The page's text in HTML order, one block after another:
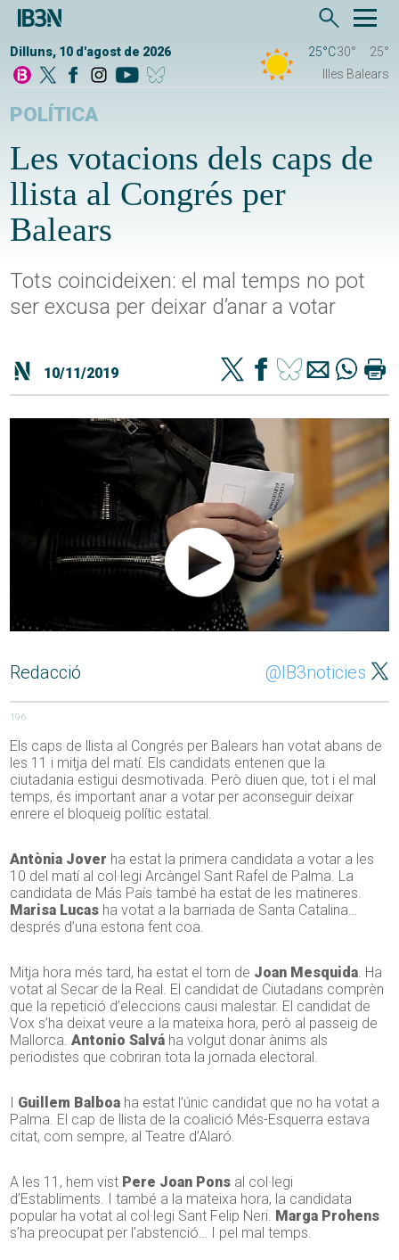
Dilluns, 10 d'agost de 2026 25°C30°
25°
Illes Balears
POLÍTICA
Les votacions dels caps de
llista al Congrés per
Balears
Tots coincideixen: el mal temps no pot
ser excusa per deixar d’anar a votar
10/11/2019
Redacció @IB3noticies
196
Els caps de llista al Congrés per Balears han votat abans de
les 11 i mitja del matí. Els candidats entenen que la
ciutadania estigui desmotivada. Però diuen que, tot i el mal
temps, és important anar a votar per aconseguir deixar
enrere el bloqueig polític estatal.
Antònia Jover ha estat la primera candidata a votar a les
10 del matí al col·legi Arcàngel Sant Rafel de Palma. La
candidata de Más País també ha estat de les matineres.
Marisa Lucas ha votat a la barriada de Santa Catalina…
després d’una estona fent coa.
Mitja hora més tard, ha estat el torn de Joan Mesquida. Ha
votat al Secar de la Real. El candidat de Ciutadans comprèn
que la repetició d’eleccions causi malestar. El candidat de
Vox s’ha deixat veure a la mateixa hora, però al passeig de
Mallorca.Antonio Salvá ha volgut donar ànims als
periodistes que cobriran tota la jornada electoral.
Guillem Balboa ha estat l’únic candidat que no ha votat a
Palma. El cap de llista de la coalició Més-Esquerra estava
citat, com sempre, al Teatre d’Alaró.
A les 11, hem vist Pere Joan Pons al col·legi
d’Establiments. I també a la mateixa hora, la candidata
popular ha votat al col·legi Sant Felip Neri. Marga Prohens
s’ha preocupat per l’abstenció… I pel mal temps.